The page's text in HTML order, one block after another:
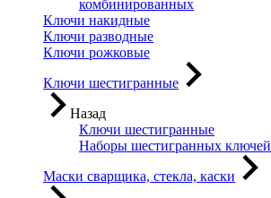
комбинированных
Ключи накидные
Ключи разводные
Ключи рожковые
Ключи шестигранные
Назад
Ключи шестигранные
Наборы шестигранных ключей
Маски сварщика, стекла, каски